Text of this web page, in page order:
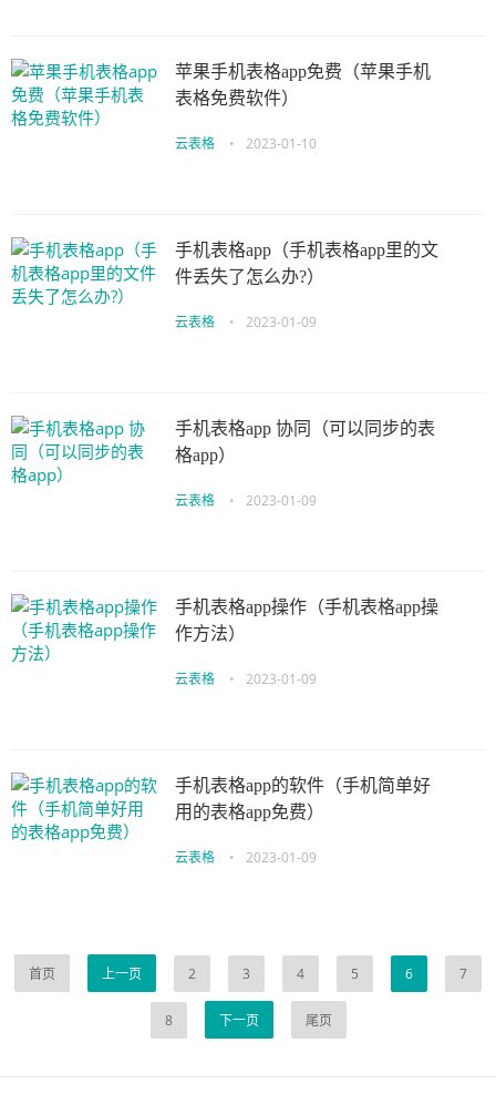
苹果手机表格app免费（苹果手机
表格免费软件）
云表格 • 2023-01-10
手机表格app（手机表格app里的文
件丢失了怎么办?）
云表格 • 2023-01-09
手机表格app 协同（可以同步的表
格app）
云表格 • 2023-01-09
手机表格app操作（手机表格app操
作方法）
云表格 • 2023-01-09
手机表格app的软件（手机简单好
用的表格app免费）
云表格 • 2023-01-09
首页 上一页 2 3 4 5 6 7
8 下一页 尾页